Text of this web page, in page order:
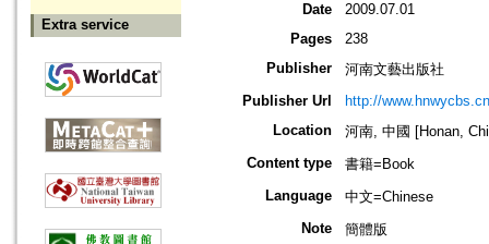
Extra service
Date
2009.07.01
Pages
238
Publisher
河南文藝出版社
Publisher Url
http://
Location
河南, 中國 [Honan,
Content type
書籍=Book
Language
中文=Chinese
Note
簡體版